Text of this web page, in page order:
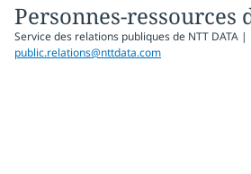
Personnes-ressources
Service des relations publiques de NTT DATA |
public.relations@nttdata.com